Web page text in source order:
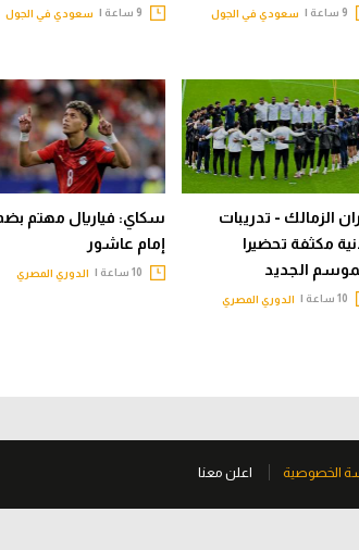
سعودي في الجول سعودي في الجول
الزمالك - تدريبات
مكثفة تحضيرا
الجديد
الدوري المصري
سكاي: فياريال مهتم
إمام عاشور
الدوري المصري
الخصوصية اعلن معنا